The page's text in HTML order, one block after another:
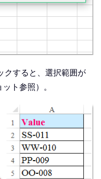
クすると、選択範囲が
ト参照）。